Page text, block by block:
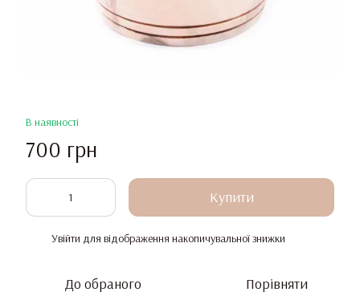
В наявності
700 грн
Купити
Увійти для відображення накопичувальної знижки
До обраного Порівняти